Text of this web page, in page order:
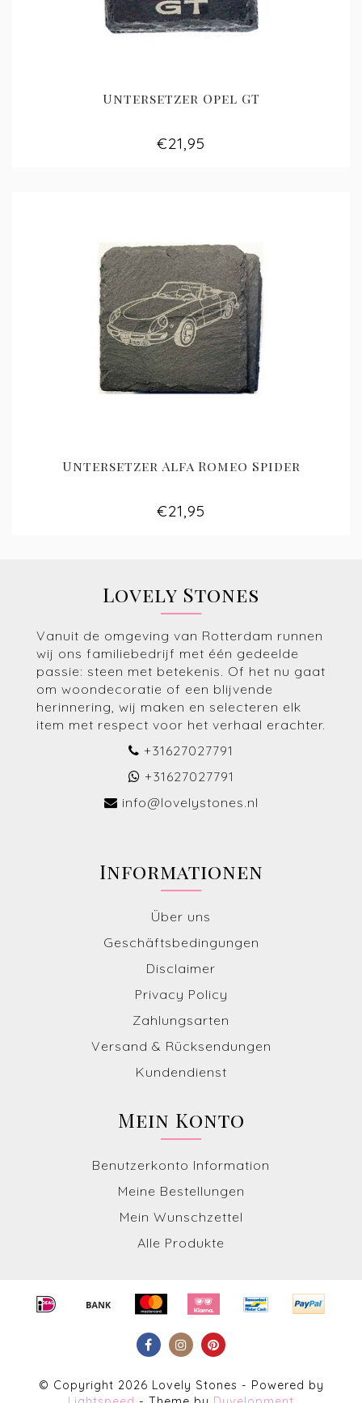
Untersetzer Opel GT
€21,95
Untersetzer Alfa Romeo Spider
€21,95
Lovely Stones
Vanuit de omgeving van Rotterdam runnen
wij ons familiebedrijf met één gedeelde
passie: steen met betekenis. Of het nu gaat
om woondecoratie of een blijvende
herinnering, wij maken en selecteren elk
item met respect voor het verhaal erachter.
+31627027791
+31627027791
info@lovelystones.nl
Informationen
Über uns
Geschäftsbedingungen
Disclaimer
Privacy Policy
Zahlungsarten
Versand & Rücksendungen
Kundendienst
Mein Konto
Benutzerkonto Information
Meine Bestellungen
Mein Wunschzettel
Alle Produkte
© Copyright 2026 Lovely Stones - Powered by